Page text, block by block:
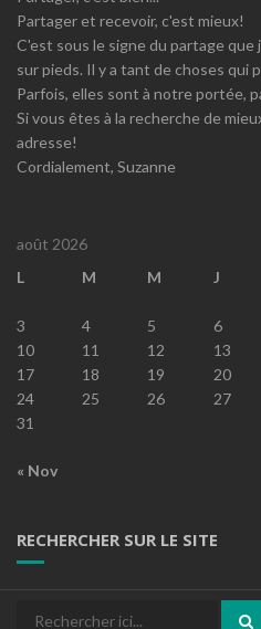
Partager et recevoir, c'est mieux!
C'est sous le signe du partage
sur pieds. Il y a tant de choses qui
Parfois, elles sont à notre portée,
Si vous êtes à la recherche de
adresse!
Cordialement, Suzanne
août 2026
L
M M J
3
4 5 6
10
11 12 13
17
18 19 20
24
25 26 27
31
« Nov
RECHERCHER SUR LE SITE